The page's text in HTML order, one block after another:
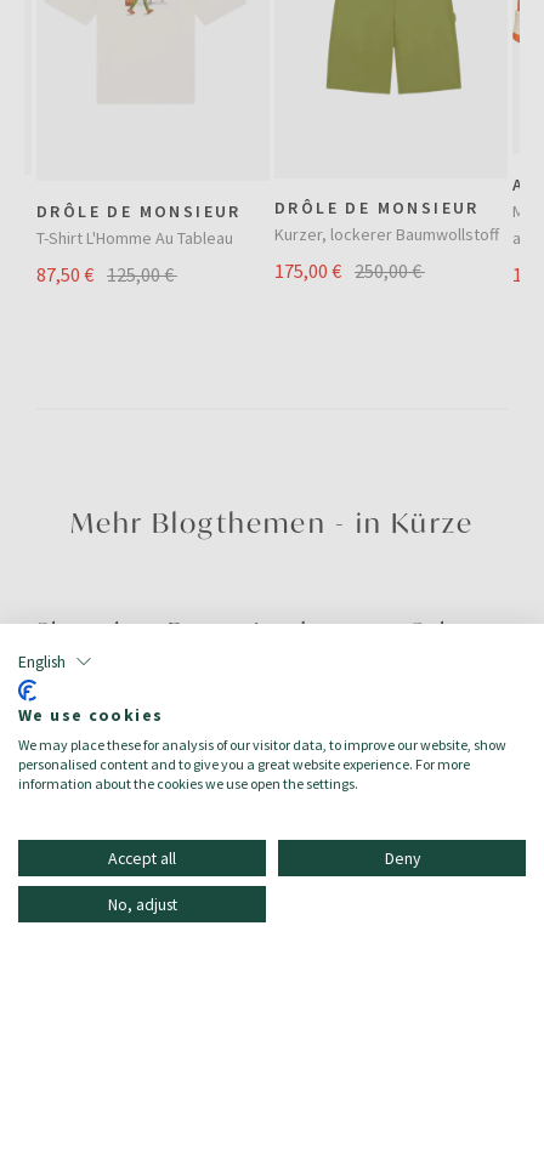
English
We use cookies
We may place these for analysis of our visitor data, to improve our website, show
personalised content and to give you a great website experience. For more
information about the cookies we use open the settings.
Accept all Deny
No, adjust
DRÔLE DE MONSIEUR
T-Shirt L'Homme Au Tableau
87,50 € 125,00 €
DRÔLE DE MONSIEUR
Kurzer, lockerer Baumwollstoff
175,00 € 250,00 €
aus
Mehr Blogthemen - in Kürze
Chocolate Brown ist das neue Schwarz
MEHR LESEN